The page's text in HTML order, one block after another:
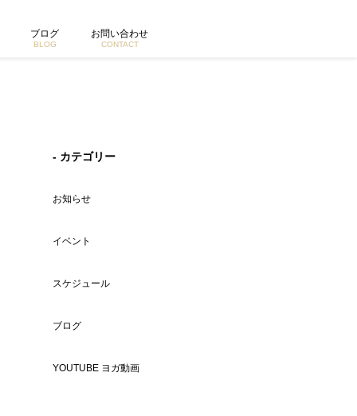
ブログ
BLOG
お問い合わせ
CONTACT
- カテゴリー
お知らせ
イベント
スケジュール
ブログ
YOUTUBE ヨガ動画